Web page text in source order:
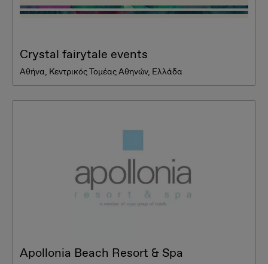
Crystal fairytale events
Αθήνα, Κεντρικός Τομέας Αθηνών, Ελλάδα
Apollonia Beach Resort & Spa